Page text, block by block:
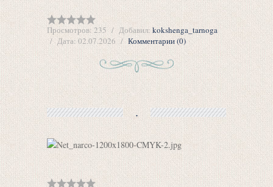
Просмотров: 235 Добавил: kokshenga_tarnoga
Дата: 02.07.2026 Комментарии (0)
.